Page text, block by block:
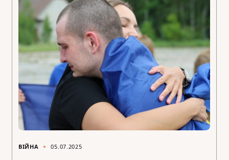
ВІЙНА 05.07.2025